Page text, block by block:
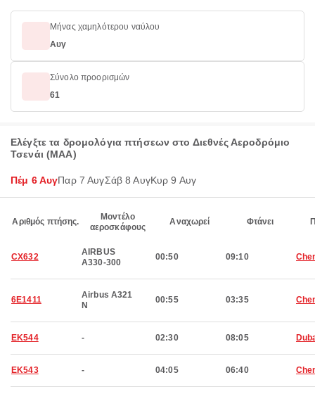
Μήνας χαμηλότερου ναύλου
Αυγ
Σύνολο προορισμών
61
Ελέγξτε τα δρομολόγια πτήσεων στο Διεθνές Αεροδρόμιο
Τσενάι (MAA)
Πέμ 6 ΑυγΠαρ 7 ΑυγΣάβ 8 ΑυγΚυρ 9 Αυγ
Αριθμός πτήσης.
Μοντέλο
αεροσκάφους
Αναχωρεί Φτάνει
CX632
AIRBUS
A330-300
00:50 09:10
6E1411
Airbus A321
N
00:55 03:35
EK544 - 02:30 08:05
EK543 - 04:05 06:40